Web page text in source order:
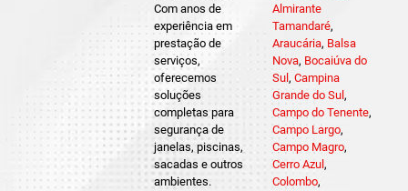
Com anos de
experiência em
prestação de
serviços,
oferecemos
soluções
completas para
segurança de
janelas, piscinas,
sacadas e outros
ambientes.
Almirante
Tamandaré,
Araucária, Balsa
Nova, Bocaiúva do
Sul , Campina
Grande do Sul ,
Campo do Tenente,
Campo Largo,
Campo Magro,
Cerro Azul ,
Colombo,